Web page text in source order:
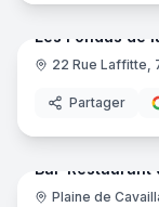
Les Fondus de
22 Rue Laffitte,
Partager
Bar-Restaurant
Plaine de